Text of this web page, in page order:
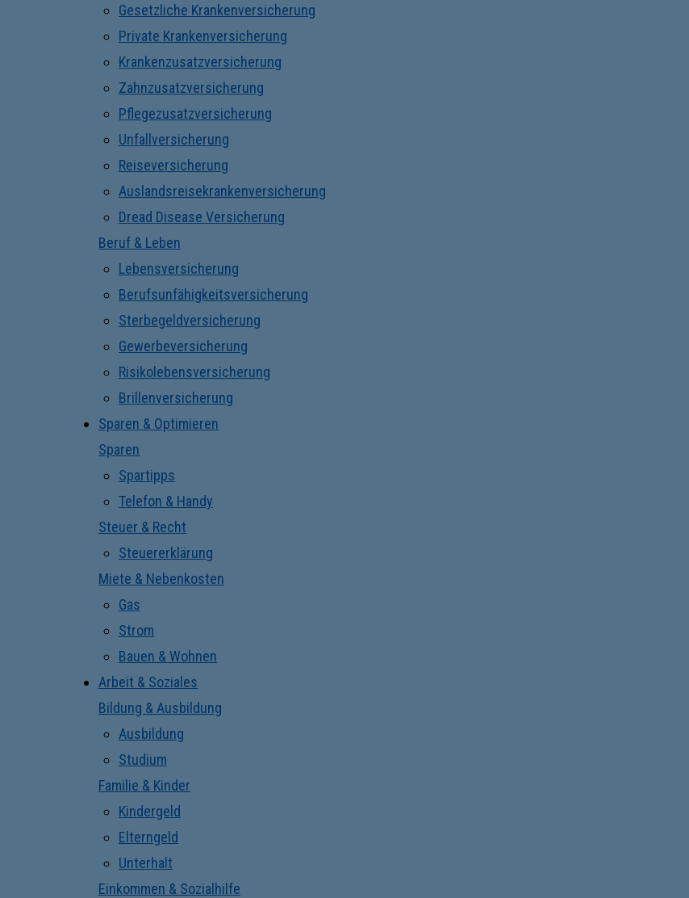
Gesetzliche Krankenversicherung
Private Krankenversicherung
Krankenzusatzversicherung
Zahnzusatzversicherung
Pflegezusatzversicherung
Unfallversicherung
Reiseversicherung
Auslandsreisekrankenversicherung
Dread Disease Versicherung
Beruf & Leben
Lebensversicherung
Berufsunfähigkeitsversicherung
Sterbegeldversicherung
Gewerbeversicherung
Risikolebensversicherung
Brillenversicherung
Sparen & Optimieren
Sparen
Spartipps
Telefon & Handy
Steuer & Recht
Steuererklärung
Miete & Nebenkosten
Gas
Strom
Bauen & Wohnen
Arbeit & Soziales
Bildung & Ausbildung
Ausbildung
Studium
Familie & Kinder
Kindergeld
Elterngeld
Unterhalt
Einkommen & Sozialhilfe